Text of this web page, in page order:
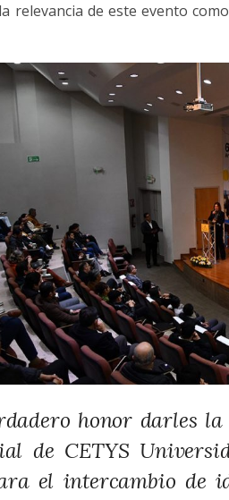
relevancia de este evento
honor darles
de CETYS
el intercambio de